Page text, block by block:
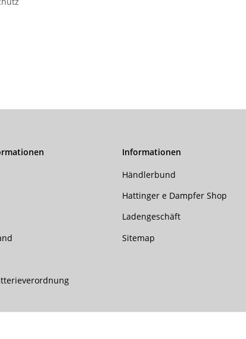
Informationen
Händlerbund
Hattinger e Dampfer Shop
Ladengeschäft
Sitemap